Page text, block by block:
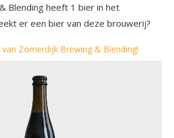
Blending heeft 1 bier in het
er een bier van deze brouwerij?
Zomerdijk Brewing & Blending!